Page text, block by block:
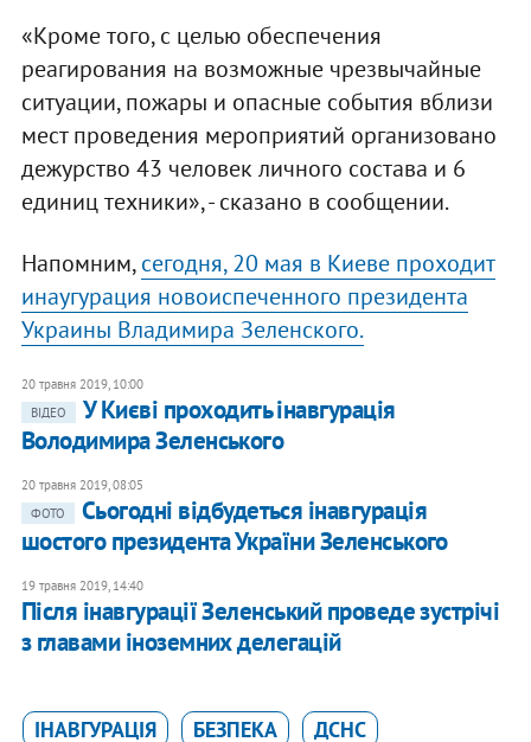
«Кроме того, с целью обеспечения
реагирования на возможные чрезвычайные
ситуации, пожары и опасные события вблизи
мест проведения мероприятий организовано
дежурство 43 человек личного состава и 6
единиц техники», - сказано в сообщении.
Напомним,сегодня, 20 мая в Киеве проходит
инаугурация новоиспеченного президента
Украины Владимира Зеленского.
20 травня 2019, 10:00
ВІДЕО
У Києві проходить інавгурація
Володимира Зеленського
20 травня 2019, 08:05
ФОТО
Сьогодні відбудеться інавгурація
шостого президента України Зеленського
19 травня 2019, 14:40
Після інавгурації Зеленський проведе зустрічі
з главами іноземних делегацій
ІНАВГУРАЦІЯ БЕЗПЕКА ДСНС